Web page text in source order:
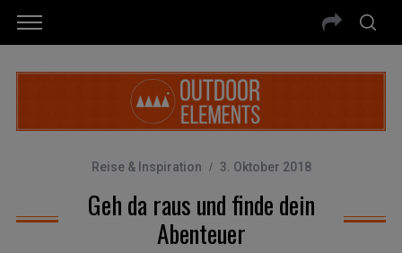
Reise & Inspiration 3. Oktober 2018
Geh da raus und finde dein
Abenteuer